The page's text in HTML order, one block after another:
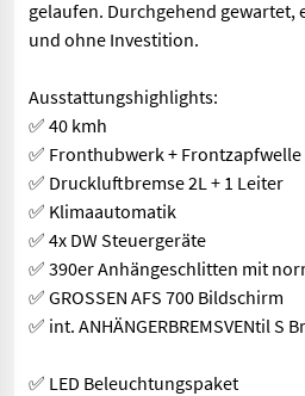
gelaufen. Durchgehend
und ohne Investition.
Ausstattungshighlights:
✅ 40 kmh
✅ Fronthubwerk + Frontzapfwelle
✅ Druckluftbremse 2L + 1 Leiter
✅ Klimaautomatik
✅ 4x DW Steuergeräte
✅ 390er Anhängeschlitten mit
✅ GROSSEN AFS 700 Bildschirm
✅ int. ANHÄNGERBREMSVENtil S
✅ LED Beleuchtungspaket